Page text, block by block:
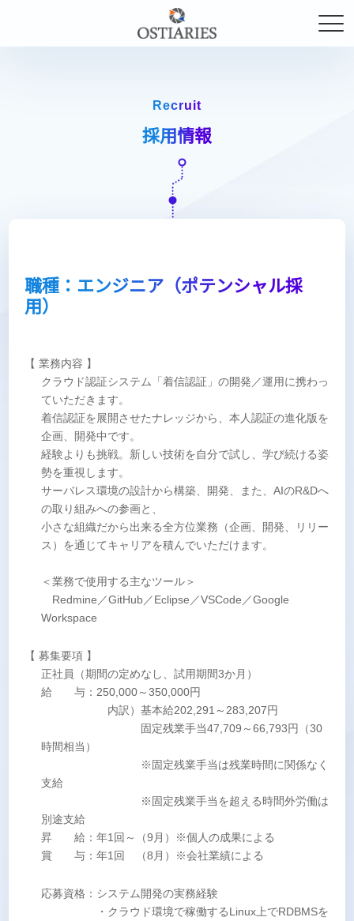
Recruit
採用情報
職種：エンジニア（ポテンシャル採
用）
【 業務内容 】
クラウド認証システム「着信認証」の開発／運用に携わっ
ていただきます。
着信認証を展開させたナレッジから、本人認証の進化版を
企画、開発中です。
経験よりも挑戦。新しい技術を自分で試し、学び続ける姿
勢を重視します。
サーバレス環境の設計から構築、開発、また、AIのR&Dへ
の取り組みへの参画と、
小さな組織だから出来る全方位業務（企画、開発、リリー
ス）を通じてキャリアを積んでいただけます。
＜業務で使用する主なツール＞
Redmine／GitHub／Eclipse／VSCode／Google
Workspace
【 募集要項 】
正社員（期間の定めなし、試用期間3か月）
給 与：250,000～350,000円
内訳）基本給202,291～283,207円
固定残業手当47,709～66,793円（30
時間相当）
※固定残業手当は残業時間に関係なく
支給
※固定残業手当を超える時間外労働は
別途支給
昇 給：年1回～（9月）※個人の成果による
賞 与：年1回 （8月）※会社業績による
応募資格：システム開発の実務経験
・クラウド環境で稼働するLinux上でRDBMSを